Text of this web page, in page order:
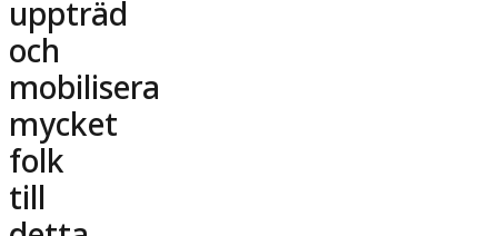
uppträd
och
mobilisera
mycket
folk
till